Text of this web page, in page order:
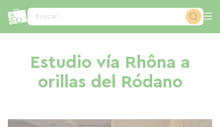
Buscar...
Estudio vía Rhôna a
orillas del Ródano
Panel de gestión de cookies